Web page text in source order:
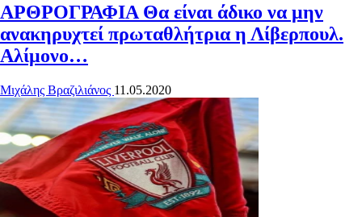
ΑΡΘΡΟΓΡΑΦΙΑ Θα είναι άδικο να μην
ανακηρυχτεί πρωταθλήτρια η Λίβερπουλ.
Αλίμονο…
Μιχάλης Βραζιλιάνος 11.05.2020